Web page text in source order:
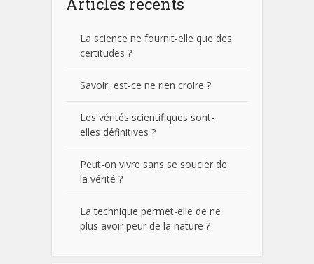
La science ne fournit-elle que des
certitudes ?
Savoir, est-ce ne rien croire ?
Les vérités scientifiques sont-
elles définitives ?
Peut-on vivre sans se soucier de
la vérité ?
La technique permet-elle de ne
plus avoir peur de la nature ?